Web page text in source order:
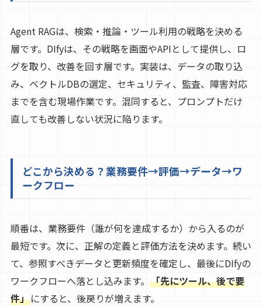
Agent RAGは、検索・推論・ツール利用の戦略を決める
層です。DIfyは、その戦略を画面やAPIとして提供し、ロ
グを取り、改善を回す層です。実装は、データの取り込
み、ベクトルDBの選定、セキュリティ、監査、障害対応
までを含む現場作業です。混同すると、プロンプトだけ
直しても改善しない状況に陥ります。
どこから決める？業務要件→評価→データ→ワ
ークフロー
順番は、業務要件（誰が何を達成するか）から入るのが
最短です。次に、正解の定義と評価方法を決めます。続い
て、参照すべきデータと更新頻度を確定し、最後にDIfyの
ワークフローへ落とし込みます。 「先にツール、後で要
件」にすると、後戻りが増えます。